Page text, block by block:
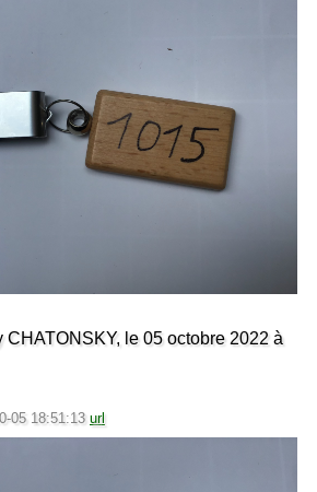
CHATONSKY, le 05 octobre 2022 à
05 18:51:13 url